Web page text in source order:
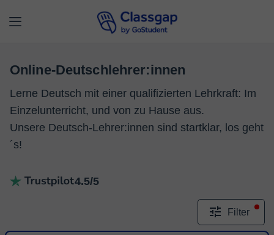
Online-Deutschlehrer:innen
Lerne Deutsch mit einer qualifizierten Lehrkraft: Im
Einzelunterricht, und von zu Hause aus.
Unsere Deutsch-Lehrer:innen sind startklar, los geht
´s!
4.5/5
Filter